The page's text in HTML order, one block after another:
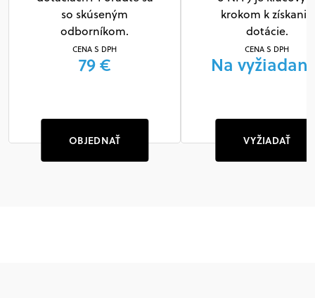
so skúseným
odborníkom.
CENA S DPH
79 €
OBJEDNAŤ
krokom k získaniu
dotácie.
CENA S DPH
Na
VYŽIADAŤ